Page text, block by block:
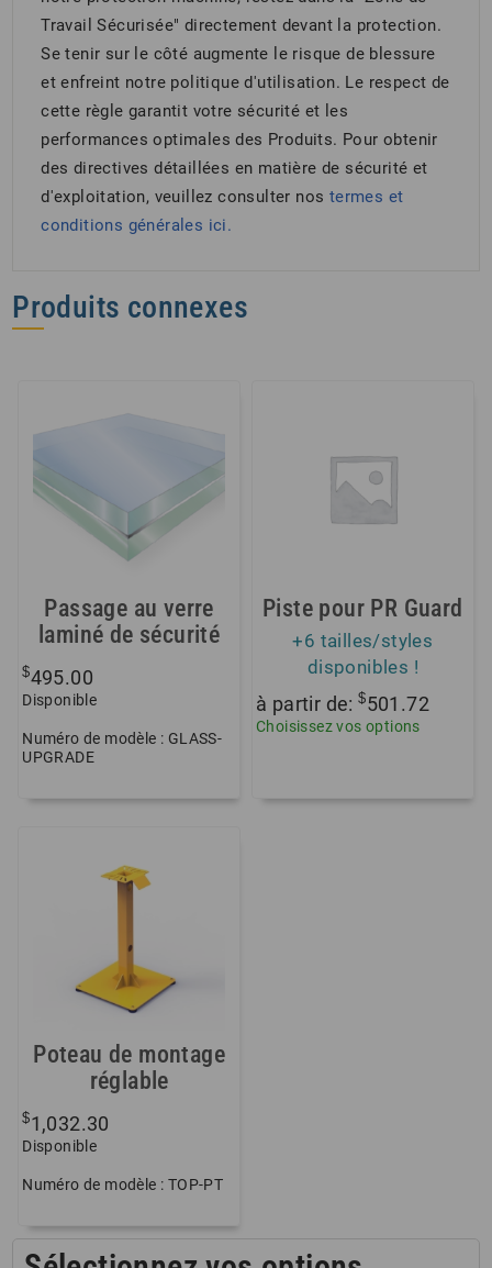
Travail Sécurisée" directement devant la protection.
Se tenir sur le côté augmente le risque de blessure
et enfreint notre politique d'utilisation. Le respect de
cette règle garantit votre sécurité et les
performances optimales des Produits. Pour obtenir
des directives détaillées en matière de sécurité et
d'exploitation, veuillez consulter nos termes et
conditions générales ici.
Produits connexes
Passage au verre
laminé de sécurité
$495.00
Disponible
Numéro de modèle : GLASS-
UPGRADE
Piste pour PR Guard
+6 tailles/styles
disponibles !
à partir de:$501.72
Choisissez vos options
Poteau de montage
réglable
$1,032.30
Disponible
Numéro de modèle : TOP-PT